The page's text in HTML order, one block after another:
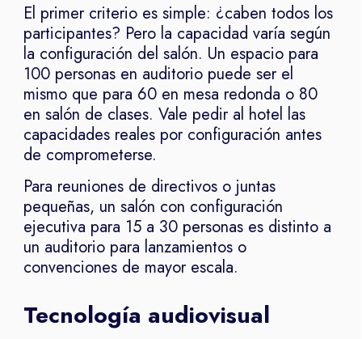
El primer criterio es simple: ¿caben todos los
participantes? Pero la capacidad varía según
la configuración del salón. Un espacio para
100 personas en auditorio puede ser el
mismo que para 60 en mesa redonda o 80
en salón de clases. Vale pedir al hotel las
capacidades reales por configuración antes
de comprometerse.
Para reuniones de directivos o juntas
pequeñas, un salón con configuración
ejecutiva para 15 a 30 personas es distinto a
un auditorio para lanzamientos o
convenciones de mayor escala.
Tecnología audiovisual